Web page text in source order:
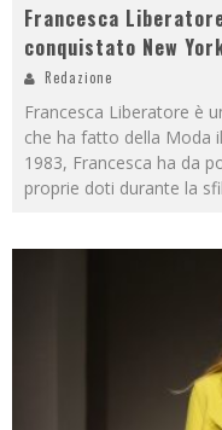
Francesca
conquistato New
Redazione
Francesca Liberatore è
che ha fatto della Moda
1983, Francesca ha da
proprie doti durante la